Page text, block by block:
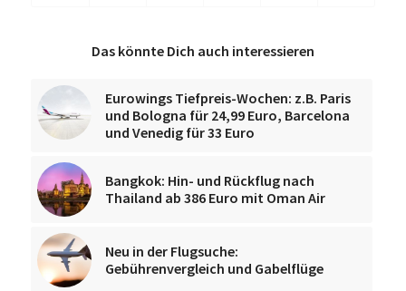
Das könnte Dich auch interessieren
Eurowings Tiefpreis-Wochen: z.B. Paris
und Bologna für 24,99 Euro, Barcelona
und Venedig für 33 Euro
Bangkok: Hin- und Rückflug nach
Thailand ab 386 Euro mit Oman Air
Neu in der Flugsuche:
Gebührenvergleich und Gabelflüge